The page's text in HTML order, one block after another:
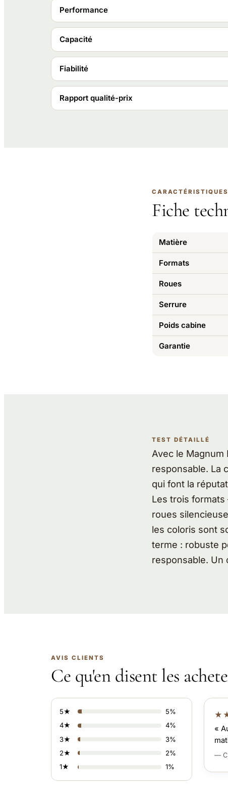
Performance
Capacité
Fiabilité
Rapport qualité-prix
CARACTÉRISTIQUES
Fiche
Matière
Formats
Roues
Serrure
Poids cabine
Garantie
TEST DÉTAILLÉ
Avec le Magnum
responsable. La
qui font la
Les trois
roues
les coloris sont
terme : robuste
responsable. Un
AVIS CLIENTS
Ce qu'en disent les
5★
5%
4★
4%
3★
3%
2★
2%
1★
1%
«
—